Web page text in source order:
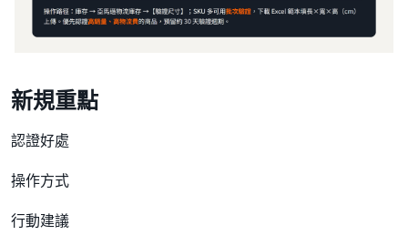
新規重點
認證好處
操作方式
行動建議